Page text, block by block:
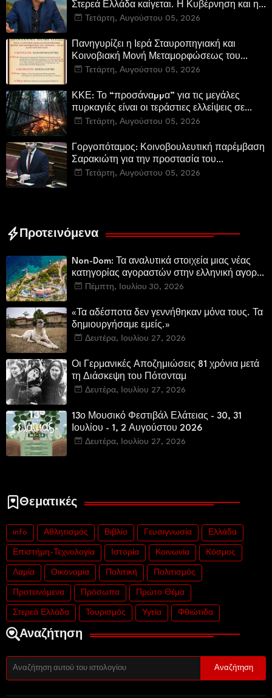
Στερεά Ελλάδα καίγεται. Η Κυβέρνηση και η
Περιφερειακή Αρχή αυτοθαυμάζονται.»
Τετάρτη, Αυγούστου 05, 2026
Πανηγυρίζει η Ιερά Σταυροπηγιακή και
Κοινοβιακή Μονή Μεταμορφώσεως του
Σωτήρος Καμενων Βουρλων (Μονή Αγιάς ή
Τετάρτη, Αυγούστου 05, 2026
ΚΚΕ: Το “προσάναµµα” για τις μεγάλες
πυρκαγιές είναι οι τεράστιες ελλείψεις σε
µέσα και προσωπικό στην Πυροσβεστική και
Τετάρτη, Αυγούστου 05, 2026
Γοργοπόταμος: Κοινοβουλευτική παρέμβαση
Σαρακιώτη για την προστασία του
εμβληματικού φυσικού και ιστορικού
Τετάρτη, Αυγούστου 05, 2026
Προτεινόμενα
Non-Dom: Τα αναλυτικά στοιχεία μιας νέας
κατηγορίας αγοραστών στην ελληνική αγορά
πολυτελών κατοικιών
Πέμπτη, Ιουλίου 30, 2026
«Τα αδέσποτα δεν γεννήθηκαν μόνα τους. Τα
δημιουργήσαμε εμείς.»
Δευτέρα, Ιουλίου 27, 2026
Οι Γερμανικές Αποζημιώσεις 81 χρόνια μετά
τη Διάσκεψη του Πότσνταμ
Δευτέρα, Ιουλίου 27, 2026
13ο Μουσικό Φεστιβάλ Ελάτειας - 30, 31
Ιουλίου - 1, 2 Αυγούστου 2026
Δευτέρα, Ιουλίου 27, 2026
Θεματικές
info Αθλητισμός Βιβλίο Γευσιγνωσία Ελλάδα
Επιστήμη-Τεχνολογία Ιστορία Κοινωνία Κόσμος
Λαμία Οικονομία Πολιτική Πολιτισμός
Προτεινόμενα Πρόσωπα Πρώτο Θέμα
Στερεά Ελλάδα Τουρισμός Υγεία Φθιώτιδα
Αναζήτηση